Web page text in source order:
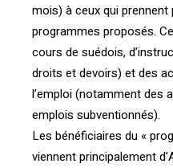
mois) à ceux qui
programmes proposés.
cours de suédois,
droits et devoirs) et des
l’emploi (notamment des
emplois subventionnés).
Les bénéficiaires du «
viennent principalement